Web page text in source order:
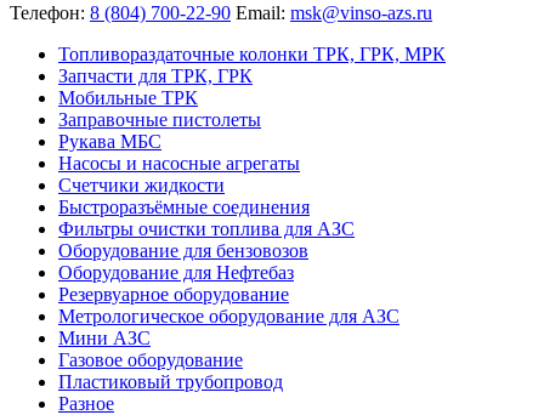
Телефон: 8 (804) 700-22-90 Email: msk@vinso-azs.ru
Топливораздаточные колонки ТРК, ГРК, МРК
Запчасти для ТРК, ГРК
Мобильные ТРК
Заправочные пистолеты
Рукава МБС
Насосы и насосные агрегаты
Счетчики жидкости
Быстроразъёмные соединения
Фильтры очистки топлива для АЗС
Оборудование для бензовозов
Оборудование для Нефтебаз
Резервуарное оборудование
Метрологическое оборудование для АЗС
Мини АЗС
Газовое оборудование
Пластиковый трубопровод
Разное